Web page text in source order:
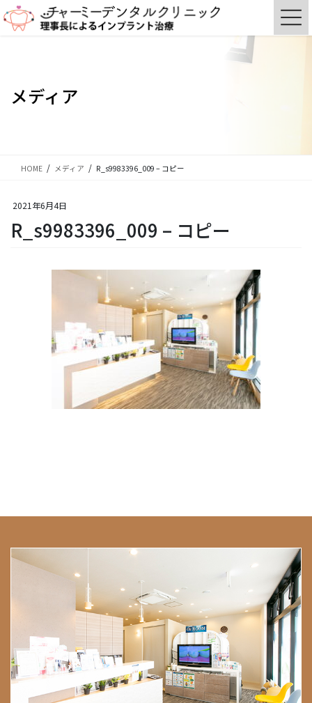
ン
ビ
メディア
HOME メディア R_s9983396_009 – コピー
2021年6月4日
R_s9983396_009 – コピー